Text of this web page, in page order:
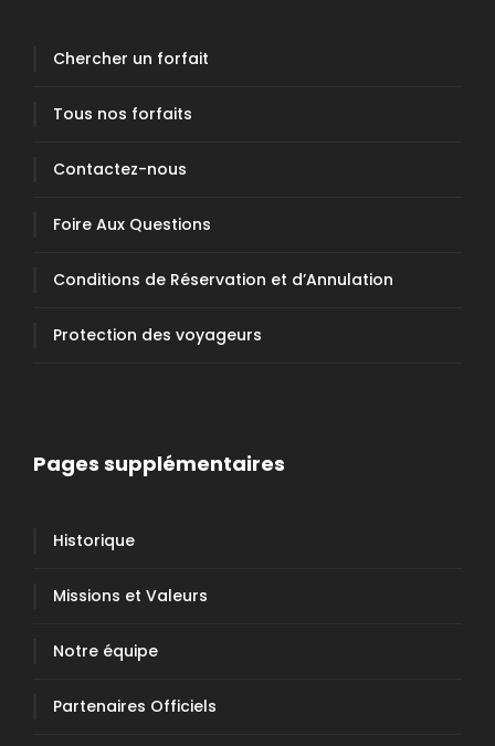
Chercher un forfait
Tous nos forfaits
Contactez-nous
Foire Aux Questions
Conditions de Réservation et d’Annulation
Protection des voyageurs
Pages supplémentaires
Historique
Missions et Valeurs
Notre équipe
Partenaires Officiels